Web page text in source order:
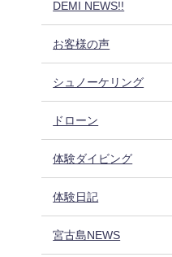
DEMI NEWS!!
お客様の声
シュノーケリング
ドローン
体験ダイビング
体験日記
宮古島NEWS